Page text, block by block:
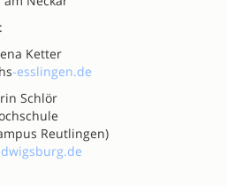
Ketter
-esslingen.de
Schlör
Reutlingen)